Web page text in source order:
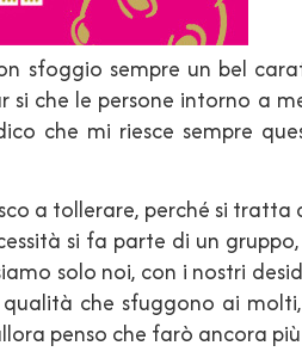
sfoggio sempre un bel
che le persone intorno a
che mi riesce sempre
a tollerare, perché si
si fa parte di un
solo noi, con i nostri
che sfuggono ai
penso che farò ancora più